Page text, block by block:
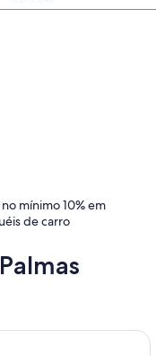
no mínimo 10% em
de carro